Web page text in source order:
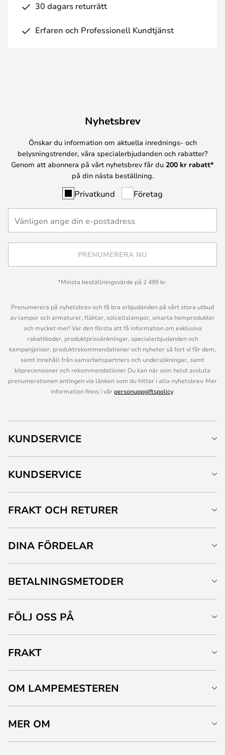
30 dagars returrätt
Erfaren och Professionell Kundtjänst
Nyhetsbrev
Önskar du information om aktuella inrednings- och
belysningstrender, våra specialerbjudanden och rabatter?
Genom att abonnera på vårt nyhetsbrev får du 200 kr rabatt*
på din nästa beställning.
Privatkund Företag
PRENUMERERA NU
*Minsta beställningsvärde på 2 499 kr.
Prenumerera på nyhetsbrev och få bra erbjudanden på vårt stora utbud
av lampor och armaturer, fläktar, solcellslampor, smarta hemprodukter
och mycket mer! Var den första att få information om exklusiva
rabattkoder, produktprissänkningar, specialerbjudanden och
kampanjpriser, produktrekommendationer och nyheter så fort vi får dem,
samt innehåll från samarbetspartners och undersökningar, samt
köprecensioner och rekommendationer Du kan när som helst avsluta
prenumerationen antingen via länken som du hittar i alla nyhetsbrev. Mer
information finns i vår personuppgiftspolicy.
KUNDSERVICE
KUNDSERVICE
FRAKT OCH RETURER
DINA FÖRDELAR
BETALNINGSMETODER
FÖLJ OSS PÅ
FRAKT
OM LAMPEMESTEREN
MER OM